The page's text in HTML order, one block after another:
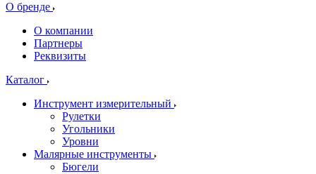
О бренде
О компании
Партнеры
Реквизиты
Каталог
Инструмент измерительный
Рулетки
Угольники
Уровни
Малярные инструменты
Бюгели